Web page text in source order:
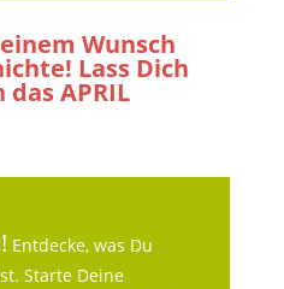
Wunsch
Lass Dich
APRIL
Entdecke, was Du
Starte Deine